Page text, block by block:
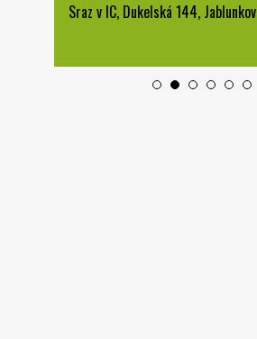
Sraz v IC, Dukelská 144, Jablunkov